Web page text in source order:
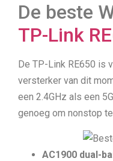
De beste
TP-Link
De TP-Link RE650 is
versterker van dit
een 2.4GHz als een
genoeg om nonstop
AC1900 dual-